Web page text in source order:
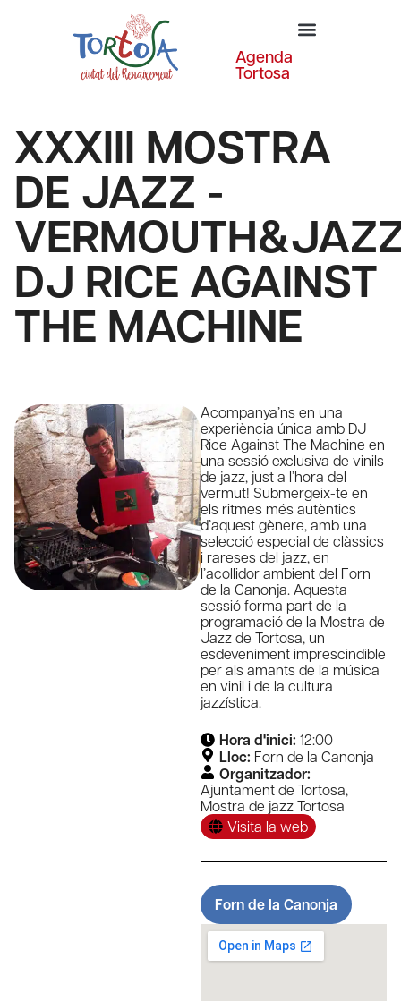
Agenda
Tortosa
XXXIII MOSTRA
DE JAZZ -
DJ RICE AGAINST
THE MACHINE
Acompanya’ns en una
experiència única amb DJ
Rice Against The Machine en
una sessió exclusiva de vinils
de jazz, just a l’hora del
vermut! Submergeix-te en
els ritmes més autèntics
d’aquest gènere, amb una
selecció especial de clàssics
i rareses del jazz, en
l’acollidor ambient del Forn
de la Canonja. Aquesta
sessió forma part de la
programació de la Mostra de
Jazz de Tortosa, un
esdeveniment imprescindible
per als amants de la música
en vinil i de la cultura
jazzística.
Hora d'inici: 12:00
Lloc: Forn de la Canonja
Organitzador:
Ajuntament de Tortosa,
Mostra de jazz Tortosa
Visita la web
Forn de la Canonja